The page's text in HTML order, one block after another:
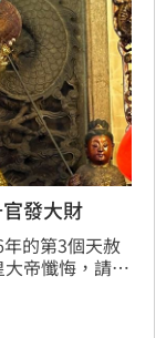
發大財
的第3個天赦
帝懺悔，請求
天赦日祭拜祈